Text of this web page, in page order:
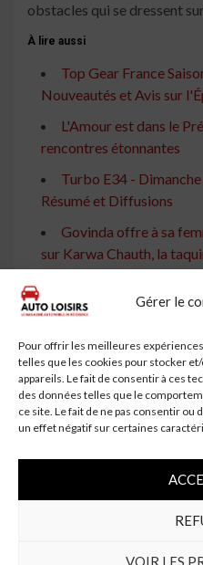
Gérer le
Pour offrir les meilleures
telles que les cookies pour stocker
appareils. Le fait de consentir à ces
des données telles que le
ce site. Le fait de ne pas consentir
un effet négatif sur certaines
VOIR LES
obstacles qui se dressent
À lire aussi
Top Gear France
Nouveautés et Avis sur
L'Amour est dans le
rencontres étonnantes
Turbo E34 -
Résumé et Diffusions
Govinda offre à sa
sur Karwa Chauth, la
aujourd'hui …
Turbo E35 -
Cyril Hanouna : Le
de Sa Chroniqueuse
Défi Automobile sur
Carrossier de Loire-
Résumé de l'épisode
Onde de choc dans le